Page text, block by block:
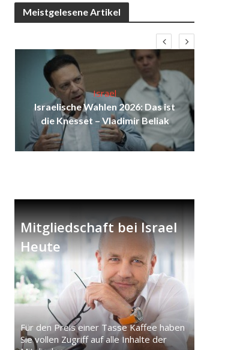
Meistgelesene Artikel
Israel
Israelische Wahlen 2026: Das ist
die Knesset – Vladimir Beliak
Mitgliedschaft bei Israel
Heute
Für den Preis einer Tasse Kaffee haben
Sie vollen Zugriff auf alle Inhalte der